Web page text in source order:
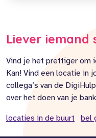
Liever iemand
Vind je het prettiger om
Kan! Vind een locatie in
collega’s van de
over het doen van je
locaties in de buurt
bel